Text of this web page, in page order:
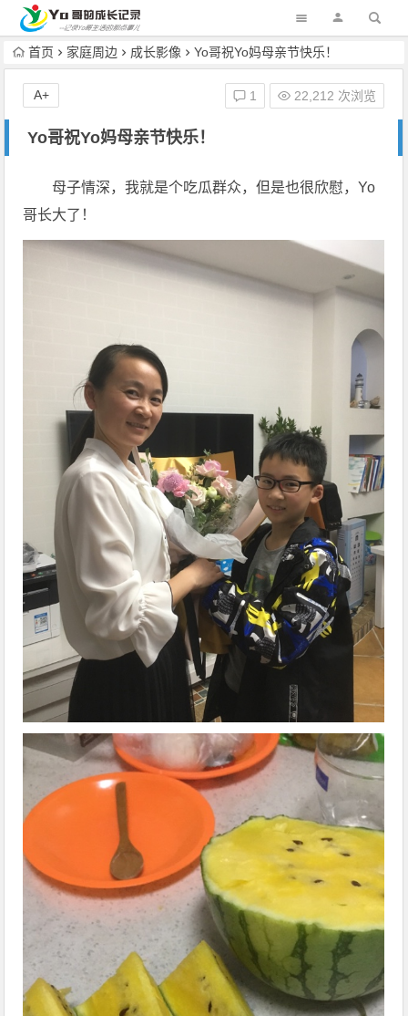
首页 家庭周边 成长影像 Yo哥祝Yo妈母亲节快乐！
Yo哥祝Yo妈母亲节快乐！
1 22,212 次浏览
A+
母子情深，我就是个吃瓜群众，但是也很欣慰，Yo
哥长大了！